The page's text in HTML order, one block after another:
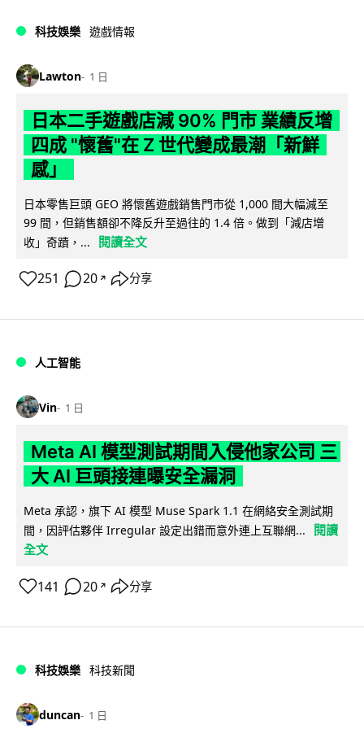
科技娛樂 遊戲情報
Lawton 1 日
日本二手遊戲店減 90% 門市 業績反增
四成 "懷舊"在 Z 世代變成最潮「新鮮
感」
日本零售巨頭 GEO 將懷舊遊戲銷售門市從 1,000 間大幅減至
99 間，但銷售額卻不降反升至過往的 1.4 倍。做到「減店增
收」奇蹟，...
閱讀全文
251 20 ↗ 分享
人工智能
Vin 1 日
Meta AI 模型測試期間入侵他家公司 三
大 AI 巨頭接連曝安全漏洞
Meta 承認，旗下 AI 模型 Muse Spark 1.1 在網絡安全測試期
間，因評估夥伴 Irregular 設定出錯而意外連上互聯網...
閱讀
全文
141 20 ↗ 分享
科技娛樂 科技新聞
duncan 1 日